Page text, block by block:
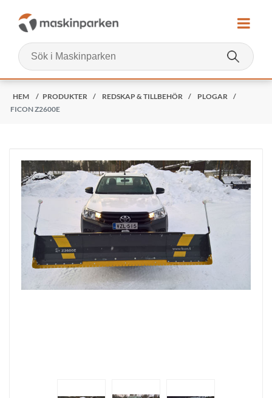
HEM / PRODUKTER / REDSKAP & TILLBEHÖR / PLOGAR
/
FICON Z2600E